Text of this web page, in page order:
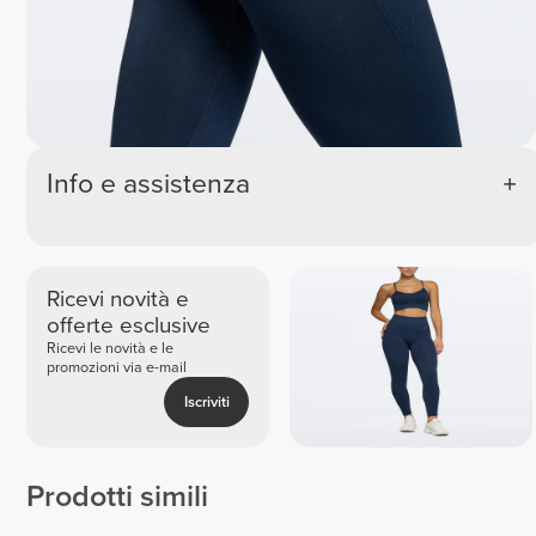
Info e assistenza
Ricevi novità e
offerte esclusive
Ricevi le novità e le
promozioni via e-mail
Iscriviti
Prodotti simili